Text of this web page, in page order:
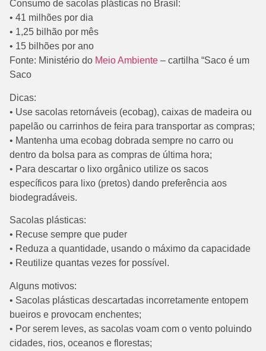
Consumo de sacolas plásticas no Brasil:
• 41 milhões por dia
• 1,25 bilhão por mês
• 15 bilhões por ano
Fonte: Ministério do Meio Ambiente – cartilha “Saco é um
Saco
Dicas:
• Use sacolas retornáveis (ecobag), caixas de madeira ou
papelão ou carrinhos de feira para transportar as compras;
• Mantenha uma ecobag dobrada sempre no carro ou
dentro da bolsa para as compras de última hora;
• Para descartar o lixo orgânico utilize os sacos
específicos para lixo (pretos) dando preferência aos
biodegradáveis.
Sacolas plásticas:
• Recuse sempre que puder
• Reduza a quantidade, usando o máximo da capacidade
• Reutilize quantas vezes for possível.
Alguns motivos:
• Sacolas plásticas descartadas incorretamente entopem
bueiros e provocam enchentes;
• Por serem leves, as sacolas voam com o vento poluindo
cidades, rios, oceanos e florestas;